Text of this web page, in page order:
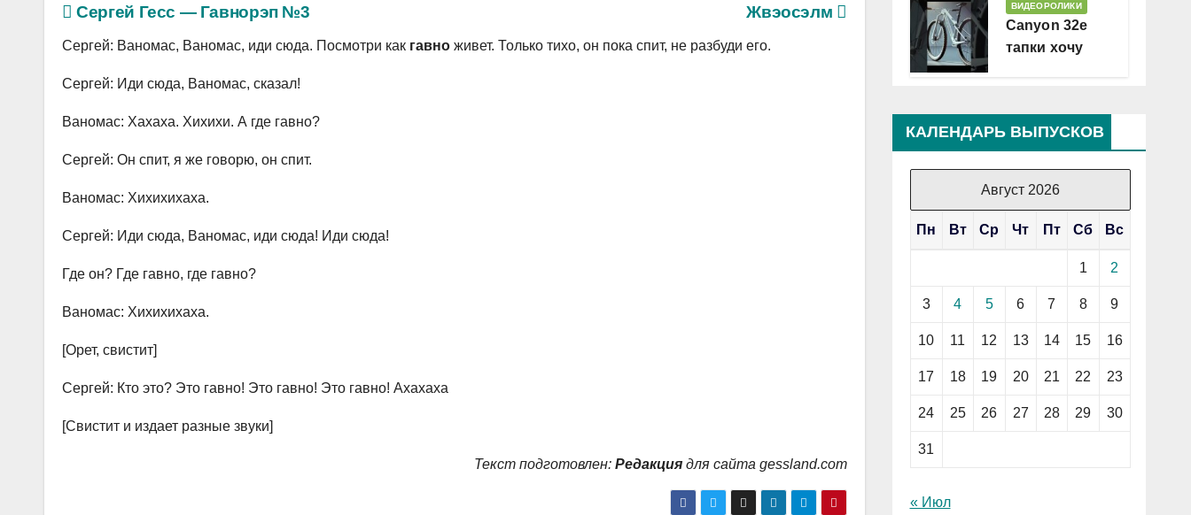
Жвэосэлм
Сергей Гесс — Гавнорэп №3
Сергей: Ваномас, Ваномас, иди сюда. Посмотри как гавно живет. Только тихо, он пока спит, не разбуди его.
Сергей: Иди сюда, Ваномас, сказал!
Ваномас: Хахаха. Хихихи. А где гавно?
Сергей: Он спит, я же говорю, он спит.
Ваномас: Хихихихаха.
Сергей: Иди сюда, Ваномас, иди сюда! Иди сюда!
Где он? Где гавно, где гавно?
Ваномас: Хихихихаха.
[Орет, свистит]
Сергей: Кто это? Это гавно! Это гавно! Это гавно! Ахахаха
[Свистит и издает разные звуки]
Текст подготовлен: Редакциядля сайта gessland.com
ВИДЕОРОЛИКИ
Canyon 32e
тапки хочу
КАЛЕНДАРЬ ВЫПУСКОВ
Август 2026
Пн Вт Ср Чт Пт Сб Вс
1 2
3 4 5 6 7 8 9
10 11 12 13 14 15 16
17 18 19 20 21 22 23
24 25 26 27 28 29 30
31
« Июл